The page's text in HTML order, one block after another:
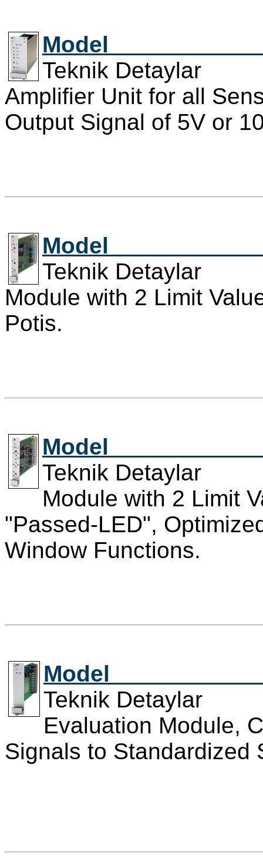
Model
Teknik Detaylar
Amplifier Unit for all
Output Signal of 5V or
Model
Teknik Detaylar
Module with 2 Limit
Potis.
Model
Teknik Detaylar
Module with 2 Limit
"Passed-LED",
Window Functions.
Model
Teknik
Evaluation Module,
Signals to Standardized